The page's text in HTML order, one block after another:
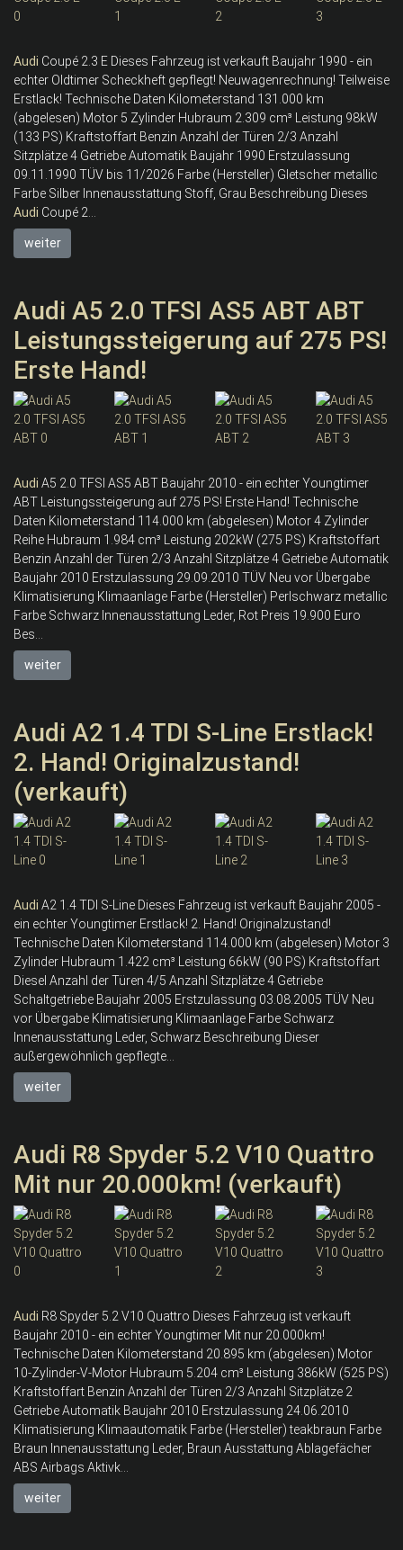
Audi Coupé 2.3 E Dieses Fahrzeug ist verkauft Baujahr 1990 - ein
echter Oldtimer Scheckheft gepflegt! Neuwagenrechnung! Teilweise
Erstlack! Technische Daten Kilometerstand 131.000 km
(abgelesen) Motor 5 Zylinder Hubraum 2.309 cm³ Leistung 98kW
(133 PS) Kraftstoffart Benzin Anzahl der Türen 2/3 Anzahl
Sitzplätze 4 Getriebe Automatik Baujahr 1990 Erstzulassung
09.11.1990 TÜV bis 11/2026 Farbe (Hersteller) Gletscher metallic
Farbe Silber Innenausstattung Stoff, Grau Beschreibung Dieses
Audi Coupé 2...
weiter
Audi A5 2.0 TFSI AS5 ABT ABT
Leistungssteigerung auf 275 PS!
Erste Hand!
Audi A5 2.0 TFSI AS5 ABT Baujahr 2010 - ein echter Youngtimer
ABT Leistungssteigerung auf 275 PS! Erste Hand! Technische
Daten Kilometerstand 114.000 km (abgelesen) Motor 4 Zylinder
Reihe Hubraum 1.984 cm³ Leistung 202kW (275 PS) Kraftstoffart
Benzin Anzahl der Türen 2/3 Anzahl Sitzplätze 4 Getriebe Automatik
Baujahr 2010 Erstzulassung 29.09.2010 TÜV Neu vor Übergabe
Klimatisierung Klimaanlage Farbe (Hersteller) Perlschwarz metallic
Farbe Schwarz Innenausstattung Leder, Rot Preis 19.900 Euro
Bes...
weiter
Audi A2 1.4 TDI S-Line Erstlack!
2. Hand! Originalzustand!
(verkauft)
Audi A2 1.4 TDI S-Line Dieses Fahrzeug ist verkauft Baujahr 2005 -
ein echter Youngtimer Erstlack! 2. Hand! Originalzustand!
Technische Daten Kilometerstand 114.000 km (abgelesen) Motor 3
Zylinder Hubraum 1.422 cm³ Leistung 66kW (90 PS) Kraftstoffart
Diesel Anzahl der Türen 4/5 Anzahl Sitzplätze 4 Getriebe
Schaltgetriebe Baujahr 2005 Erstzulassung 03.08.2005 TÜV Neu
vor Übergabe Klimatisierung Klimaanlage Farbe Schwarz
Innenausstattung Leder, Schwarz Beschreibung Dieser
außergewöhnlich gepflegte...
weiter
Audi R8 Spyder 5.2 V10 Quattro
Mit nur 20.000km! (verkauft)
Audi R8 Spyder 5.2 V10 Quattro Dieses Fahrzeug ist verkauft
Baujahr 2010 - ein echter Youngtimer Mit nur 20.000km!
Technische Daten Kilometerstand 20.895 km (abgelesen) Motor
10-Zylinder-V-Motor Hubraum 5.204 cm³ Leistung 386kW (525 PS)
Kraftstoffart Benzin Anzahl der Türen 2/3 Anzahl Sitzplätze 2
Getriebe Automatik Baujahr 2010 Erstzulassung 24.06.2010
Klimatisierung Klimaautomatik Farbe (Hersteller) teakbraun Farbe
Braun Innenausstattung Leder, Braun Ausstattung Ablagefächer
ABS Airbags Aktivk...
weiter